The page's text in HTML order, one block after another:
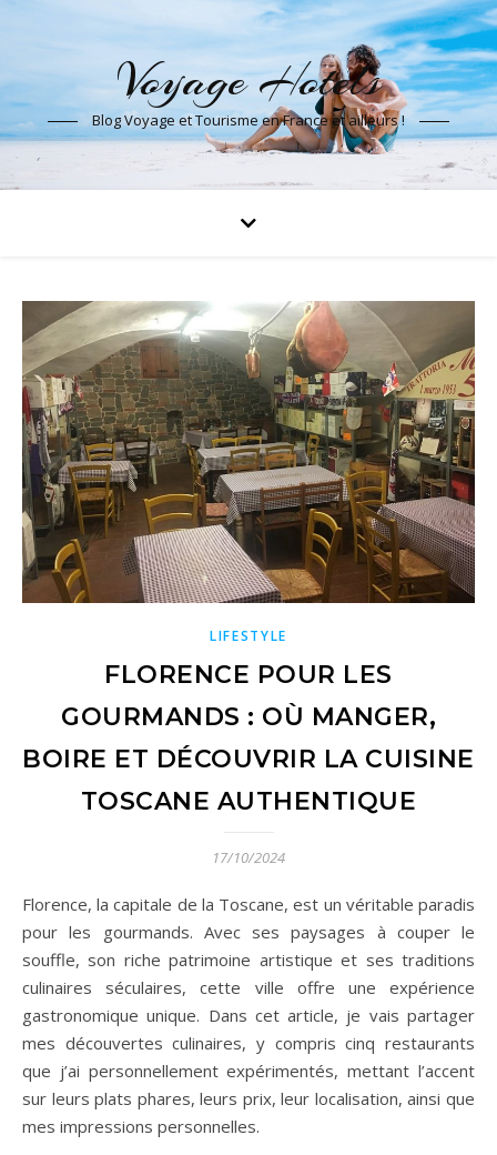
Voyage Hotels
Blog Voyage et Tourisme en France et ailleurs !
LIFESTYLE
FLORENCE POUR LES
GOURMANDS : OÙ MANGER,
BOIRE ET DÉCOUVRIR LA CUISINE
TOSCANE AUTHENTIQUE
17/10/2024
Florence, la capitale de la Toscane, est un véritable paradis
pour les gourmands. Avec ses paysages à couper le
souffle, son riche patrimoine artistique et ses traditions
culinaires séculaires, cette ville offre une expérience
gastronomique unique. Dans cet article, je vais partager
mes découvertes culinaires, y compris cinq restaurants
que j’ai personnellement expérimentés, mettant l’accent
sur leurs plats phares, leurs prix, leur localisation, ainsi que
mes impressions personnelles.